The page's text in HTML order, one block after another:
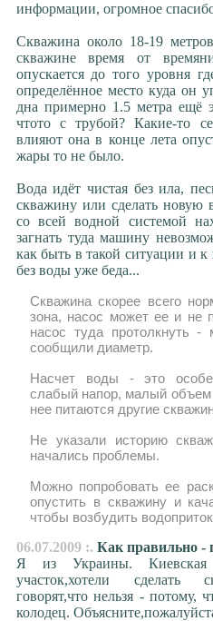
информации, огромное
Скважина около 18-19
скважине время от
опускается до того уровня
определённое место куда он
дна примерно 1.5 метра ещё
чтото с трубой? Какие-то
влияют она в конце лета
жары то не было.
Вода идёт чистая без ила,
скважину или сделать новую
со всей водной системой
загнать туда машину
как быть в такой ситуации и
без воды уже беда...
Скважина скорее всего
зона, насос может ее и не
насос туда протолкнуть -
сообщили диаметр.
Насчет воды - это
слабый напор, малый
нее питаются другие
Не указали историю
начались проблемы.
Можно попробовать ее
опустить в скважину и
чтобы возбудить
06.07.2009 :. Как правильно -
Я из Украины.
участок,хотели сделать
говорят,что нельзя -
колодец.